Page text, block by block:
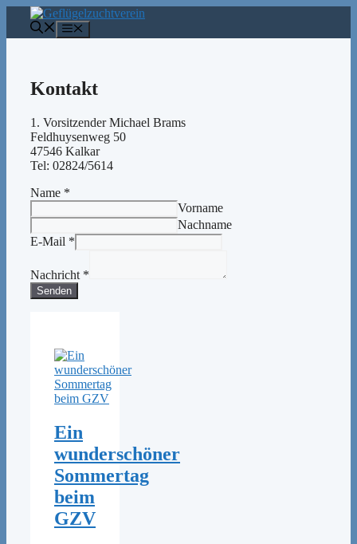
Inhalt
springen
Kontakt
1. Vorsitzender Michael Brams
Feldhuysenweg 50
47546 Kalkar
Tel: 02824/5614
Name *
Vorname
Nachname
E-Mail *
Nachricht *
Senden
Ein
wunderschöner
Sommertag
beim
GZV